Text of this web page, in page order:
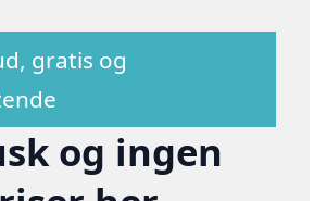
gratis og
og ingen